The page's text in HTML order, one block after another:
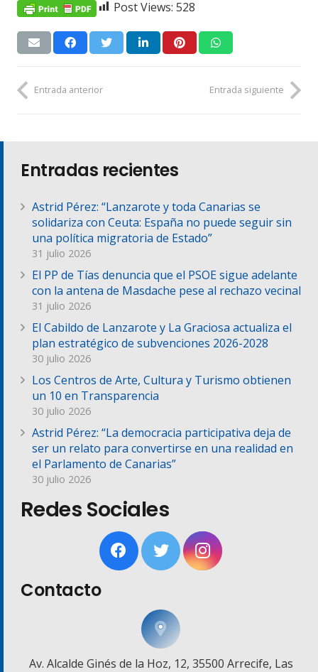
Post Views: 528
Entrada anterior Entrada siguiente
Entradas recientes
Astrid Pérez: “Lanzarote y toda Canarias se
solidariza con Ceuta: España no puede seguir sin
una política migratoria de Estado”
31 julio 2026
El PP de Tías denuncia que el PSOE sigue adelante
con la antena de Masdache pese al rechazo vecinal
31 julio 2026
El Cabildo de Lanzarote y La Graciosa actualiza el
plan estratégico de subvenciones 2026-2028
30 julio 2026
Los Centros de Arte, Cultura y Turismo obtienen
un 10 en Transparencia
30 julio 2026
Astrid Pérez: “La democracia participativa deja de
ser un relato para convertirse en una realidad en
el Parlamento de Canarias”
30 julio 2026
Redes Sociales
Contacto
Av. Alcalde Ginés de la Hoz, 12, 35500 Arrecife, Las